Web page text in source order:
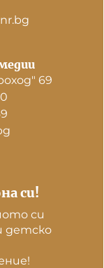
си!
си
детско
69